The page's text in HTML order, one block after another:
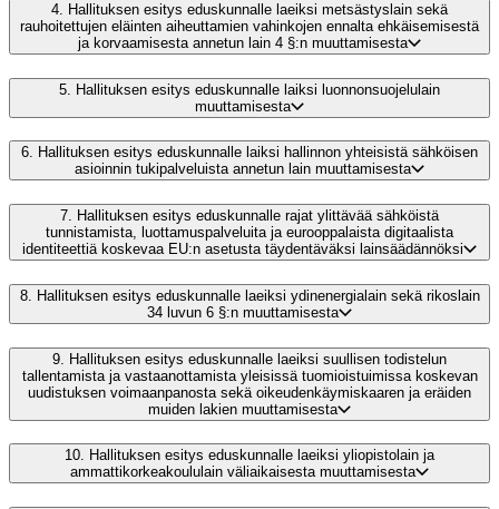
4. Hallituksen esitys eduskunnalle laeiksi metsästyslain sekä
rauhoitettujen eläinten aiheuttamien vahinkojen ennalta ehkäisemisestä
ja korvaamisesta annetun lain 4 §:n muuttamisesta
5.
Hallituksen esitys eduskunnalle laiksi luonnonsuojelulain
muuttamisesta
6. Hallituksen esitys eduskunnalle laiksi hallinnon yhteisistä sähköisen
asioinnin tukipalveluista annetun lain muuttamisesta
7. Hallituksen esitys eduskunnalle rajat ylittävää sähköistä
tunnistamista, luottamuspalveluita ja eurooppalaista digitaalista
identiteettiä koskevaa EU:n asetusta täydentäväksi lainsäädännöksi
8.
Hallituksen esitys eduskunnalle laeiksi ydinenergialain sekä rikoslain
34 luvun 6 §:n muuttamisesta
9. Hallituksen esitys eduskunnalle laeiksi suullisen todistelun
tallentamista ja vastaanottamista yleisissä tuomioistuimissa koskevan
uudistuksen voimaanpanosta sekä oikeudenkäymiskaaren ja eräiden
muiden lakien muuttamisesta
10. Hallituksen esitys eduskunnalle laeiksi yliopistolain ja
ammattikorkeakoululain väliaikaisesta muuttamisesta